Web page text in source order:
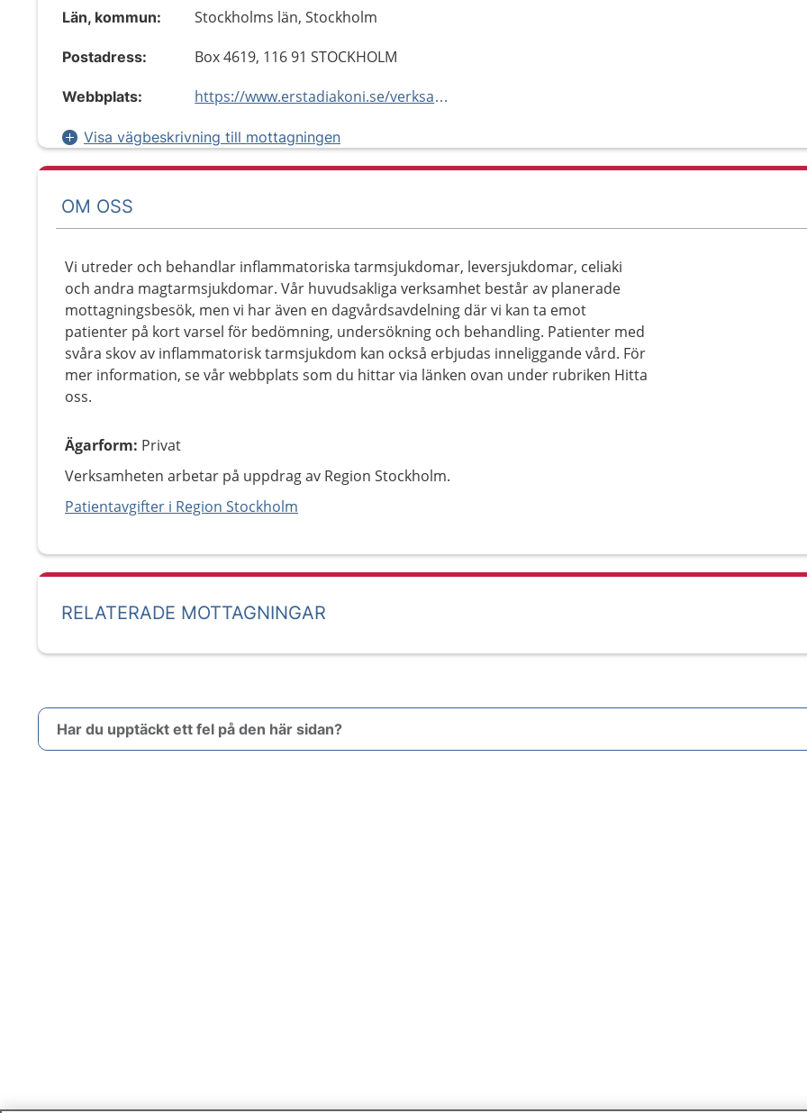
Län, kommun: Stockholms län, Stockholm
Postadress: Box 4619, 116 91 STOCKHOLM
Webbplats: https://www.erstadiakoni.se/verksamheter/sjukvard/specialistvard/medicinkliniken/gastroenheten/
Visa vägbeskrivning till mottagningen
OM OSS
Vi utreder och behandlar inflammatoriska tarmsjukdomar, leversjukdomar, celiaki
och andra magtarmsjukdomar. Vår huvudsakliga verksamhet består av planerade
mottagningsbesök, men vi har även en dagvårdsavdelning där vi kan ta emot
patienter på kort varsel för bedömning, undersökning och behandling. Patienter med
svåra skov av inflammatorisk tarmsjukdom kan också erbjudas inneliggande vård. För
mer information, se vår webbplats som du hittar via länken ovan under rubriken Hitta
oss.
Ägarform: Privat
Verksamheten arbetar på uppdrag av Region Stockholm.
Patientavgifter i Region Stockholm
RELATERADE MOTTAGNINGAR
Har du upptäckt ett fel på den här sidan?